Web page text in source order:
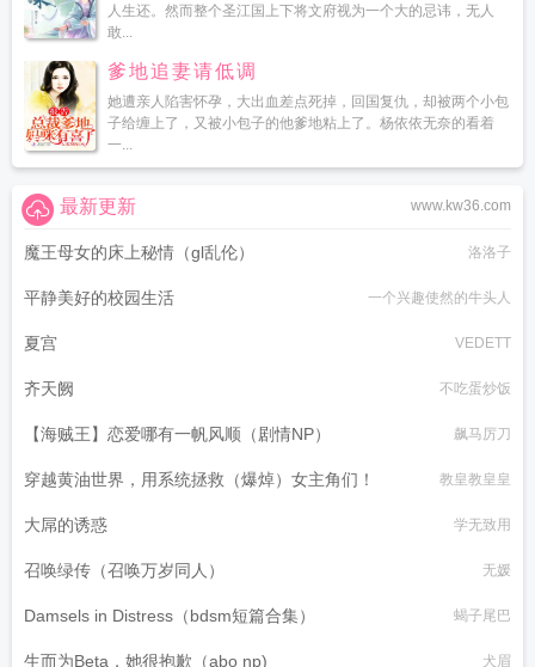
人生还。然而整个圣江国上下将文府视为一个大的忌讳，无人
敢...
爹地追妻请低调
她遭亲人陷害怀孕，大出血差点死掉，回国复仇，却被两个小包
子给缠上了，又被小包子的他爹地粘上了。杨依依无奈的看着
一...
www.kw36.com
最新更新
魔王母女的床上秘情（gl乱伦） 洛洛子
平静美好的校园生活 一个兴趣使然的牛头人
夏宫 VEDETT
齐天阙 不吃蛋炒饭
【海贼王】恋爱哪有一帆风顺（剧情NP） 飙马厉刀
穿越黄油世界，用系统拯救（爆焯）女主角们！ 教皇教皇皇
大屌的诱惑 学无致用
召唤绿传（召唤万岁同人） 无媛
Damsels in Distress（bdsm短篇合集） 蝎子尾巴
生而为Beta，她很抱歉（abo np) 犬眉